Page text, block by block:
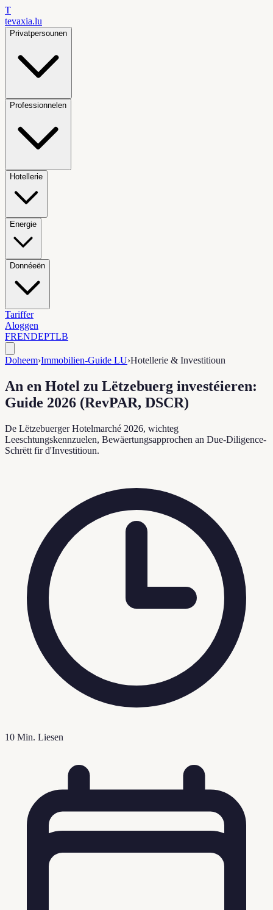
T
tevaxia.lu
Privatpersounen
Professionnelen
Hotellerie
Energie
Donnéeën
Tariffer
Aloggen
FRENDEPTLB
Doheem›Immobilien-Guide LU›Hotellerie & Investitioun
An en Hotel zu Lëtzebuerg investéieren:
Guide 2026 (RevPAR, DSCR)
De Lëtzebuerger Hotelmarché 2026, wichteg
Leeschtungskennzuelen, Bewäertungsapprochen an Due-Diligence-
Schrëtt fir d'Investitioun.
10 Min. Liesen